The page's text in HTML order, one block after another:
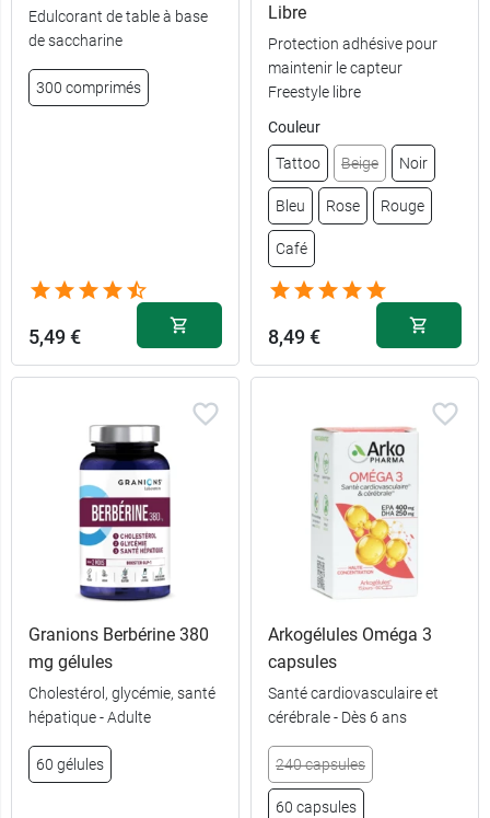
Edulcorant de table à base
de saccharine
300 comprimés
5,49 €
Libre
Protection adhésive pour
maintenir le capteur
Freestyle libre
Couleur
Tattoo Beige Noir
Bleu Rose Rouge
Café
8,49 €
8,49 €
Beige
Noir 8,49 €
Bleu 8,49 €
Granions Berbérine 380
mg gélules
Cholestérol, glycémie, santé
hépatique - Adulte
60 gélules
Arkogélules Oméga 3
capsules
Santé cardiovasculaire et
cérébrale - Dès 6 ans
240 capsules
60 capsules